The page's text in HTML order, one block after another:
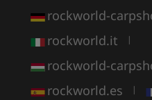
rockworld-
rockworld.it |
rockworld-
rockworld.es |